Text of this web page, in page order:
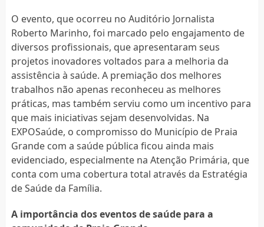
O evento, que ocorreu no Auditório Jornalista
Roberto Marinho, foi marcado pelo engajamento de
diversos profissionais, que apresentaram seus
projetos inovadores voltados para a melhoria da
assistência à saúde. A premiação dos melhores
trabalhos não apenas reconheceu as melhores
práticas, mas também serviu como um incentivo para
que mais iniciativas sejam desenvolvidas. Na
EXPOSaúde, o compromisso do Município de Praia
Grande com a saúde pública ficou ainda mais
evidenciado, especialmente na Atenção Primária, que
conta com uma cobertura total através da Estratégia
de Saúde da Família.
A importância dos eventos de saúde para a